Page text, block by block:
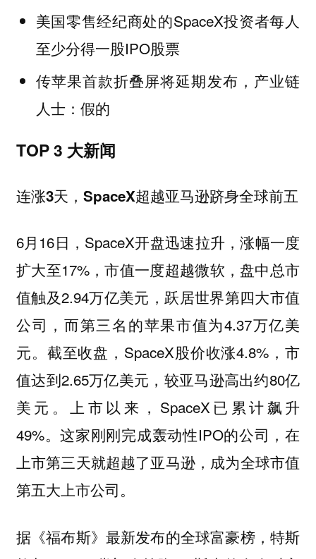
美国零售经纪商处的SpaceX投资者每人
至少分得一股IPO股票
传苹果首款折叠屏将延期发布，产业链
人士：假的
TOP 3 大新闻
连涨3天，SpaceX超越亚马逊跻身全球前五
6月16日，SpaceX开盘迅速拉升，涨幅一度
扩大至17%，市值一度超越微软，盘中总市
值触及2.94万亿美元，跃居世界第四大市值
公司，而第三名的苹果市值为4.37万亿美
元。截至收盘，SpaceX股价收涨4.8%，市
值达到2.65万亿美元，较亚马逊高出约80亿
美元。上市以来，SpaceX已累计飙升
49%。这家刚刚完成轰动性IPO的公司，在
上市第三天就超越了亚马逊，成为全球市值
第五大上市公司。
据《福布斯》最新发布的全球富豪榜，特斯